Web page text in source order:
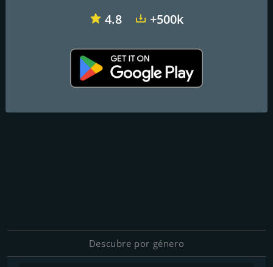
Descubre por género
4.8 +500k